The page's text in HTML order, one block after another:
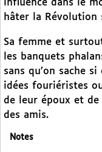
influence dans le
hâter la Révolution
Sa femme et
les banquets
sans qu’on sache
idées fouriéristes
de leur époux et
des amis.
Notes